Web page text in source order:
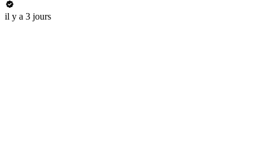
il y a 3 jours